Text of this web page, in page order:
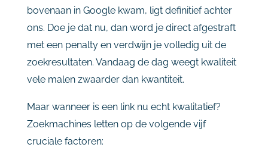
bovenaan in Google kwam, ligt definitief achter
ons. Doe je dat nu, dan word je direct afgestraft
met een penalty en verdwijn je volledig uit de
zoekresultaten. Vandaag de dag weegt kwaliteit
vele malen zwaarder dan kwantiteit.
Maar wanneer is een link nu echt kwalitatief?
Zoekmachines letten op de volgende vijf
cruciale factoren: